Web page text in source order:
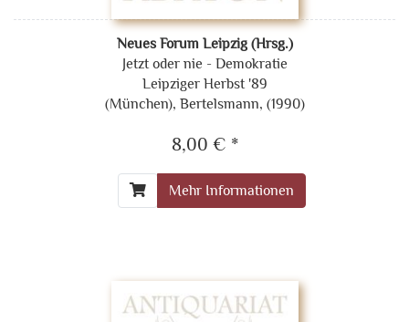
Neues Forum Leipzig (Hrsg.)
Jetzt oder nie - Demokratie
Leipziger Herbst '89
(München), Bertelsmann, (1990)
8,00 € *
Mehr Informationen